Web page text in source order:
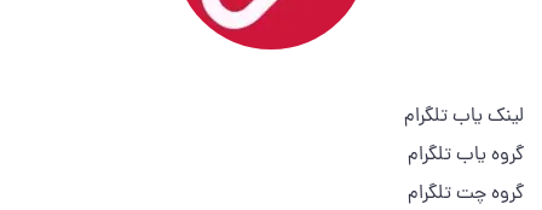
لینک یاب تلگرام
گروه یاب تلگرام
گروه چت تلگرام